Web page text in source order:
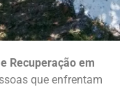
Recuperação em
que enfrentam